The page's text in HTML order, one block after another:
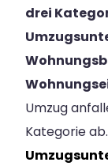
drei
Umzug
Kategorie